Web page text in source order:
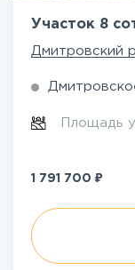
Участок 8
Дмитровский
Площадь
1 791 700 ₽